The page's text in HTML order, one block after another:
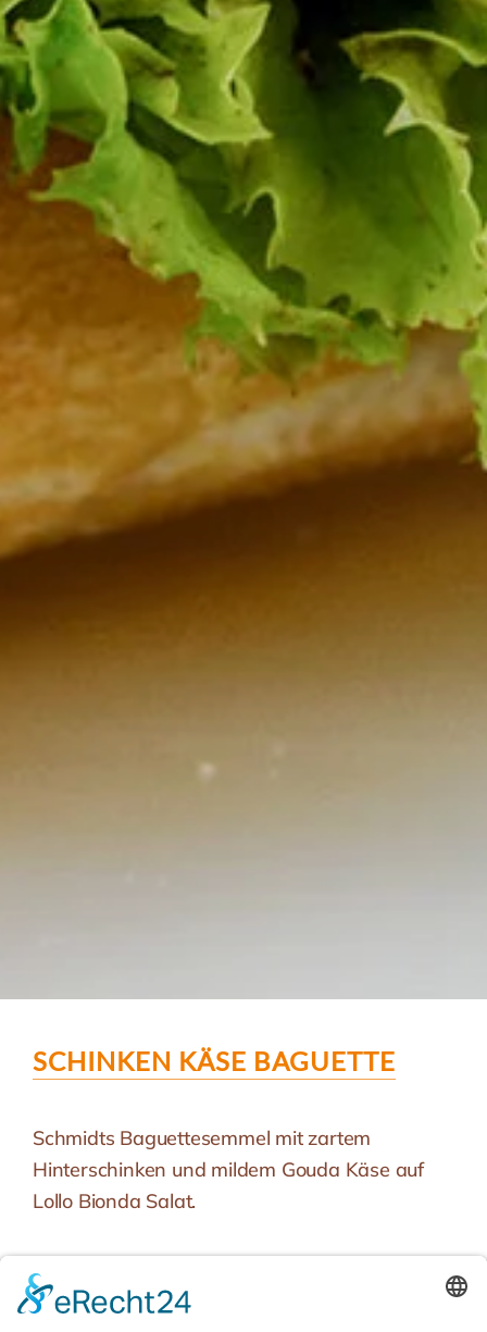
SCHINKEN KÄSE BAGUETTE
Schmidts Baguettesemmel mit zartem
Hinterschinken und mildem Gouda Käse auf
Lollo Bionda Salat.
BESONDERHEIT
Proteinquelle